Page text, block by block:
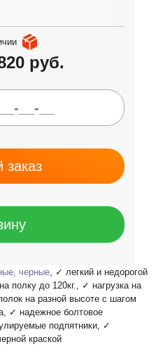
руб.
заказ
черные , ✓ легкий и недорогой
полку до 120кг., ✓ нагрузка на
на разной высоте с шагом
✓ надежное болтовое
подпятники, ✓
краской